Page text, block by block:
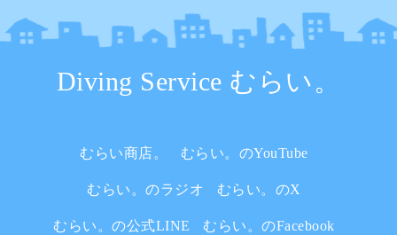
Diving Service むらい。
むらい商店。 むらい。のYouTube
むらい。のラジオ むらい。のX
むらい。の公式LINE むらい。のFacebook